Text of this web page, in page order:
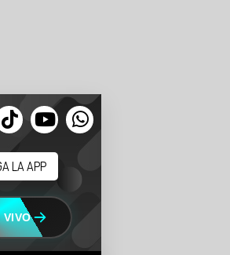
LA APP
VIVO